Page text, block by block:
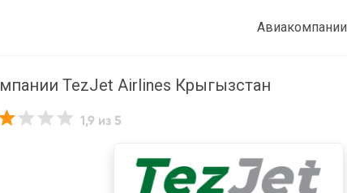
Авиакомпании
TezJet Airlines Крыгызстан
1,9 из 5